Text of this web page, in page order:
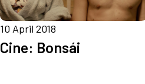
10 April 2018
Cine: Bonsái